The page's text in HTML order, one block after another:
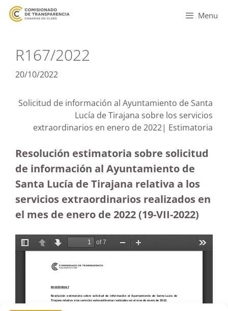
Menu
R167/2022
20/10/2022
Solicitud de información al Ayuntamiento de Santa
Lucía de Tirajana sobre los servicios
extraordinarios en enero de 2022| Estimatoria
Resolución estimatoria sobre solicitud
de información al Ayuntamiento de
Santa Lucía de Tirajana relativa a los
servicios extraordinarios realizados en
el mes de enero de 2022 (19-VII-2022)